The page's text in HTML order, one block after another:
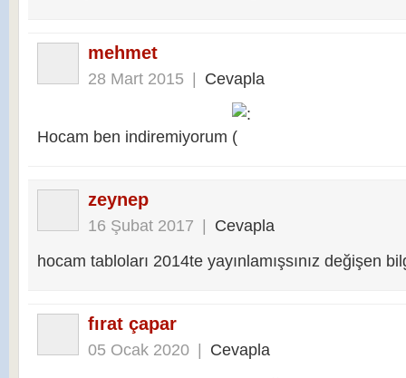
mehmet
28 Mart 2015 | Cevapla
Hocam ben indiremiyorum
zeynep
16 Şubat 2017 | Cevapla
hocam tabloları 2014te yayınlamışsınız değişen
fırat çapar
05 Ocak 2020 | Cevapla